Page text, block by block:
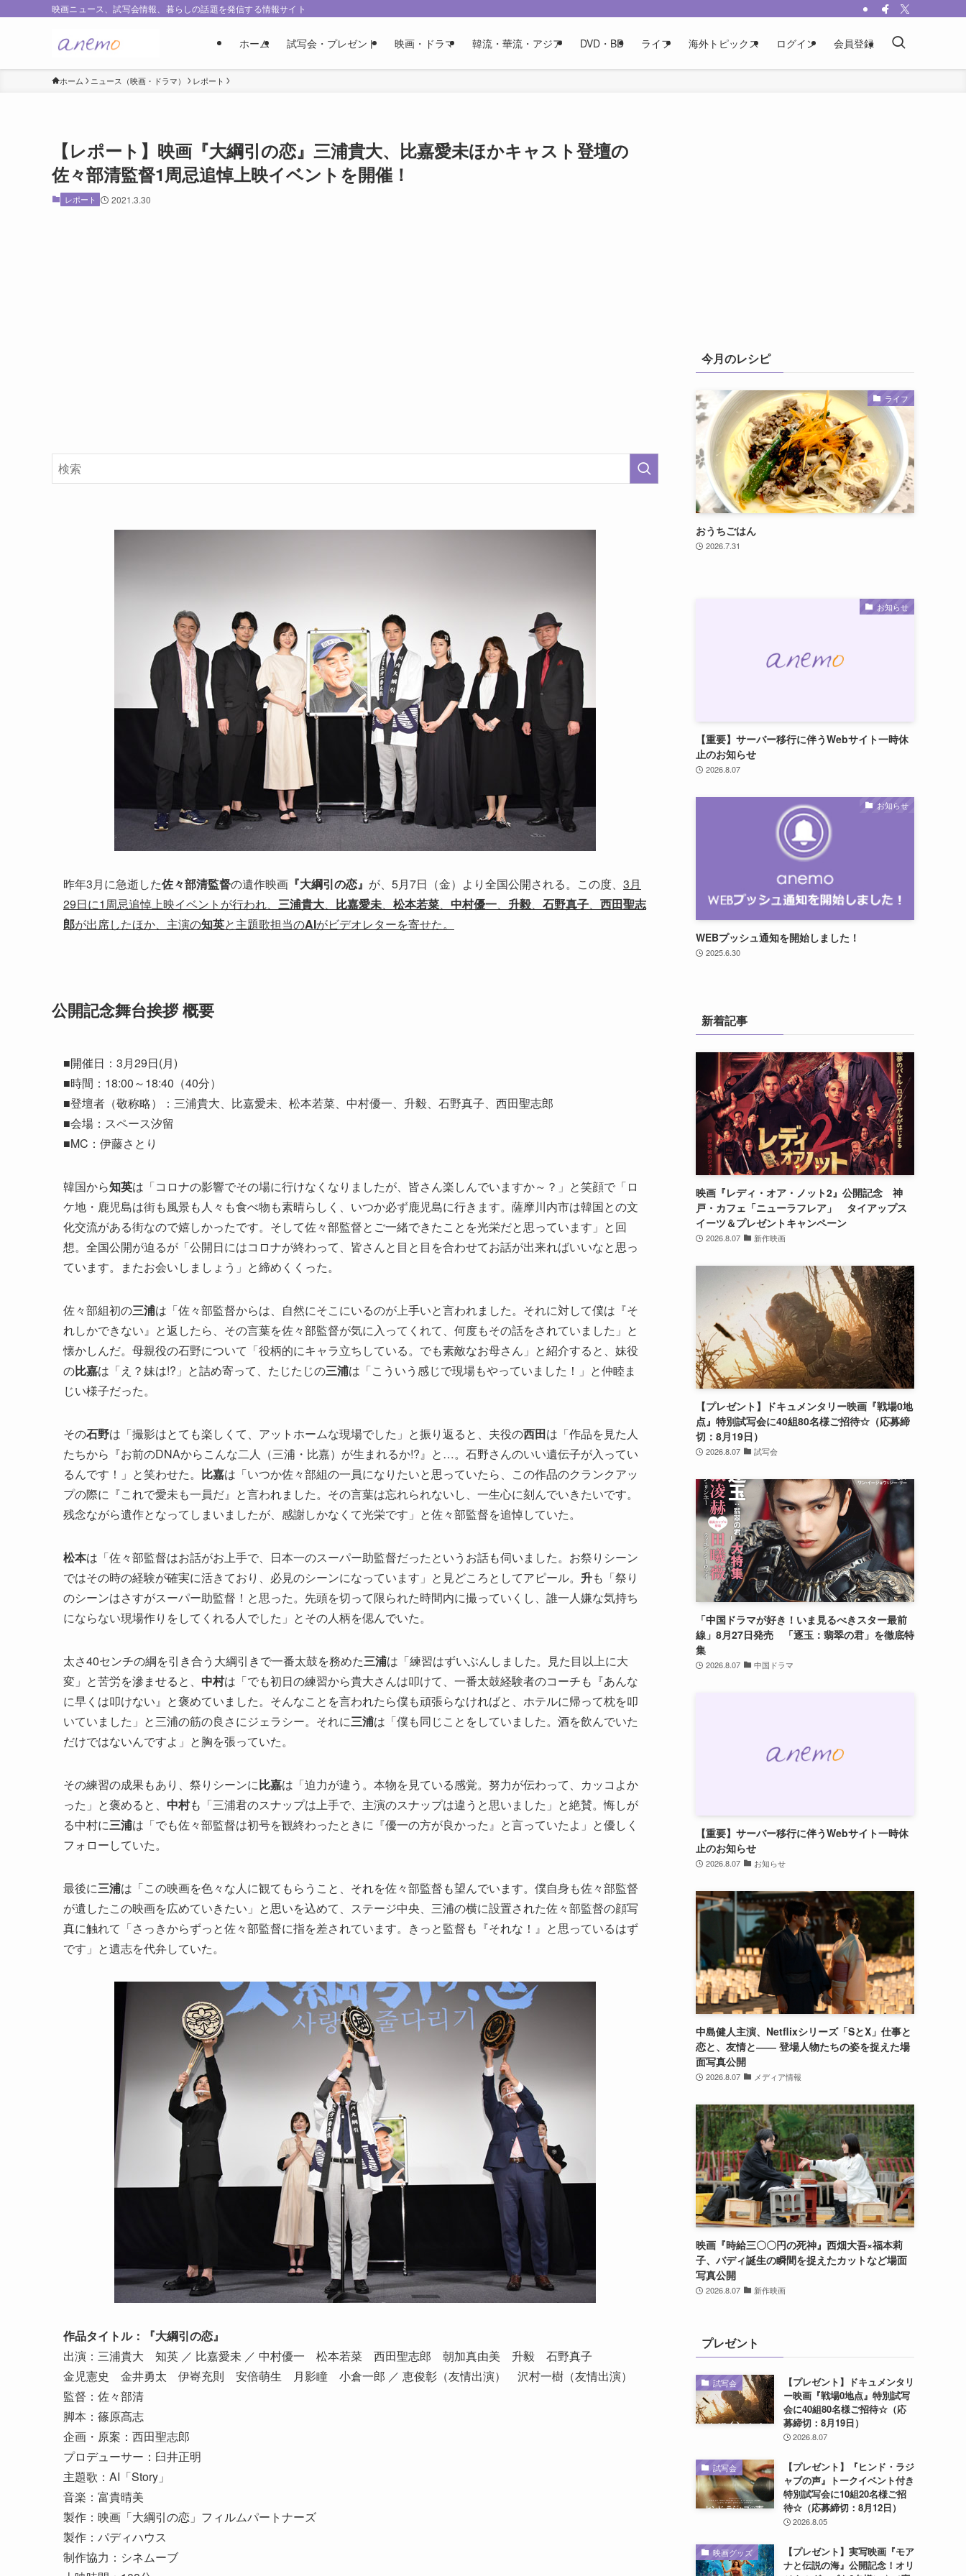
映画ニュース、試写会情報、暮らしの話題を発信する情報サイト
ホーム 試写会・プレゼント 映画・ドラマ 韓流・華流・アジア DVD・BD ライフ 海外トピックス ログイン 会員登録
ホーム ニュース（映画・ドラマ） レポート
【レポート】映画『大綱引の恋』三浦貴大、比嘉愛未ほかキャスト登壇の
佐々部清監督1周忌追悼上映イベントを開催！
レポート 2021.3.30
昨年3月に急逝した佐々部清監督の遺作映画 『大綱引の恋』 が、5月7日（金）より全国公開される。この度、 3月
29日に1周忌追悼上映イベントが行われ、 三浦貴大、 比嘉愛未、 松本若菜、 中村優一、 升毅、 石野真子、 西田聖志
郎が出席したほか、主演の知英と主題歌担当のAIがビデオレターを寄せた。
公開記念舞台挨拶 概要
■開催日：3月29日(月)
■時間：18:00～18:40（40分）
■登壇者（敬称略）：三浦貴大、比嘉愛未、松本若菜、中村優一、升毅、石野真子、西田聖志郎
■会場：スペース汐留
■MC：伊藤さとり
韓国から知英は「コロナの影響でその場に行けなくなりましたが、皆さん楽しんでいますか～？」と笑顔で「ロ
ケ地・鹿児島は街も風景も人々も食べ物も素晴らしく、いつか必ず鹿児島に行きます。薩摩川内市は韓国との文
化交流がある街なので嬉しかったです。そして佐々部監督とご一緒できたことを光栄だと思っています」と回
想。全国公開が迫るが「公開日にはコロナが終わって、皆さんと目と目を合わせてお話が出来ればいいなと思っ
ています。またお会いしましょう」と締めくくった。
佐々部組初の三浦は「佐々部監督からは、自然にそこにいるのが上手いと言われました。それに対して僕は『そ
れしかできない』と返したら、その言葉を佐々部監督が気に入ってくれて、何度もその話をされていました」と
懐かしんだ。母親役の石野について「役柄的にキャラ立ちしている。でも素敵なお母さん」と紹介すると、妹役
の比嘉は「え？妹は!?」と詰め寄って、たじたじの三浦は「こういう感じで現場もやっていました！」と仲睦ま
じい様子だった。
その石野は「撮影はとても楽しくて、アットホームな現場でした」と振り返ると、夫役の西田は「作品を見た人
たちから『お前のDNAからこんな二人（三浦・比嘉）が生まれるか!?』と…。石野さんのいい遺伝子が入ってい
るんです！」と笑わせた。 比嘉は「いつか佐々部組の一員になりたいと思っていたら、この作品のクランクアッ
プの際に『これで愛未も一員だ』と言われました。その言葉は忘れられないし、一生心に刻んでいきたいです。
残念ながら遺作となってしまいましたが、感謝しかなくて光栄です」と佐々部監督を追悼していた。
松本は「佐々部監督はお話がお上手で、日本一のスーパー助監督だったというお話も伺いました。お祭りシーン
ではその時の経験が確実に活きており、必見のシーンになっています」と見どころとしてアピール。 升も「祭り
のシーンはさすがスーパー助監督！と思った。先頭を切って限られた時間内に撮っていくし、誰一人嫌な気持ち
にならない現場作りをしてくれる人でした」とその人柄を偲んでいた。
太さ40センチの綱を引き合う大綱引きで一番太鼓を務めた三浦は「練習はずいぶんしました。見た目以上に大
変」と苦労を滲ませると、 中村は「でも初日の練習から貴大さんは叩けて、一番太鼓経験者のコーチも『あんな
に早くは叩けない』と褒めていました。そんなことを言われたら僕も頑張らなければと、ホテルに帰って枕を叩
いていました」と三浦の筋の良さにジェラシー。それに三浦は「僕も同じことをしていました。酒を飲んでいた
だけではないんですよ」と胸を張っていた。
その練習の成果もあり、祭りシーンに比嘉は「迫力が違う。本物を見ている感覚。努力が伝わって、カッコよか
った」と褒めると、 中村も「三浦君のスナップは上手で、主演のスナップは違うと思いました」と絶賛。悔しが
る中村に三浦は「でも佐々部監督は初号を観終わったときに『優一の方が良かった』と言っていたよ」と優しく
フォローしていた。
最後に三浦は「この映画を色々な人に観てもらうこと、それを佐々部監督も望んでいます。僕自身も佐々部監督
が遺したこの映画を広めていきたい」と思いを込めて、ステージ中央、三浦の横に設置された佐々部監督の顔写
真に触れて「さっきからずっと佐々部監督に指を差されています。きっと監督も『それな！』と思っているはず
です」と遺志を代弁していた。
作品タイトル：『大綱引の恋』
出演：三浦貴大 知英 ／ 比嘉愛未 ／ 中村優一 松本若菜 西田聖志郎 朝加真由美 升毅 石野真子
金児憲史 金井勇太 伊㟢充則 安倍萌生 月影瞳 小倉一郎 ／ 恵俊彰（友情出演） 沢村一樹（友情出演）
監督：佐々部清
脚本：篠原髙志
企画・原案：西田聖志郎
プロデューサー：臼井正明
主題歌：AI「Story」
音楽：富貴晴美
製作：映画「大綱引の恋」フィルムパートナーズ
製作：パディハウス
制作協力：シネムーブ
今月のレシピ
ライフ
おうちごはん
2026.7.31
お知らせ
【重要】サーバー移行に伴うWebサイト一時休
止のお知らせ
2026.8.07
お知らせ
WEBプッシュ通知を開始しました！
2025.6.30
新着記事
映画『レディ・オア・ノット2』公開記念 神
戸・カフェ「ニューラフレア」 タイアップス
イーツ＆プレゼントキャンペーン
2026.8.07 新作映画
【プレゼント】ドキュメンタリー映画『戦場0地
点』特別試写会に40組80名様ご招待☆（応募締
切：8月19日）
2026.8.07 試写会
「中国ドラマが好き！いま見るべきスター最前
線」8月27日発売 「逐玉：翡翠の君」を徹底特
集
2026.8.07 中国ドラマ
【重要】サーバー移行に伴うWebサイト一時休
止のお知らせ
2026.8.07 お知らせ
中島健人主演、Netflixシリーズ「SとX」仕事と
恋と、友情と―― 登場人物たちの姿を捉えた場
面写真公開
2026.8.07 メディア情報
映画『時給三〇〇円の死神』西畑大吾×福本莉
子、バディ誕生の瞬間を捉えたカットなど場面
写真公開
2026.8.07 新作映画
プレゼント
試写会
【プレゼント】ドキュメンタリ
ー映画『戦場0地点』特別試写
会に40組80名様ご招待☆（応
募締切：8月19日）
2026.8.07
試写会
【プレゼント】『ヒンド・ラジ
ャブの声』トークイベント付き
特別試写会に10組20名様ご招
待☆（応募締切：8月12日）
2026.8.05
映画グッズ
【プレゼント】実写映画『モア
ナと伝説の海』公開記念！オリ